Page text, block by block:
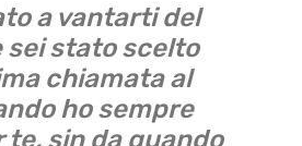
a vantarti del
sei stato scelto
chiamata al
ho sempre
sin da quando